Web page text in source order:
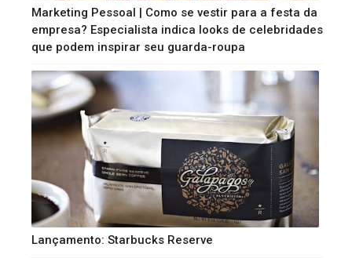
Marketing Pessoal | Como se vestir para a festa da
empresa? Especialista indica looks de celebridades
que podem inspirar seu guarda-roupa
Lançamento: Starbucks Reserve